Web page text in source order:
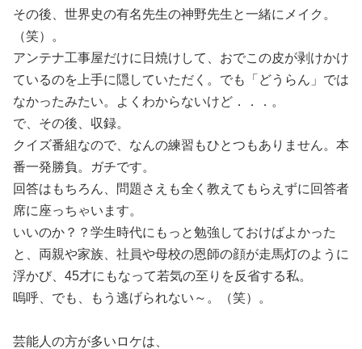
その後、世界史の有名先生の神野先生と一緒にメイク。
（笑）。
アンテナ工事屋だけに日焼けして、おでこの皮が剥けかけ
ているのを上手に隠していただく。でも「どうらん」では
なかったみたい。よくわからないけど．．．。
で、その後、収録。
クイズ番組なので、なんの練習もひとつもありません。本
番一発勝負。ガチです。
回答はもちろん、問題さえも全く教えてもらえずに回答者
席に座っちゃいます。
いいのか？？学生時代にもっと勉強しておけばよかった
と、両親や家族、社員や母校の恩師の顔が走馬灯のように
浮かび、45才にもなって若気の至りを反省する私。
嗚呼、でも、もう逃げられない～。（笑）。
芸能人の方が多いロケは、